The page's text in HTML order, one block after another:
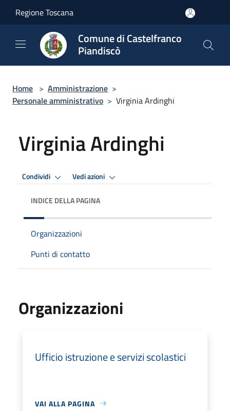
Regione Toscana
Comune di Castelfranco
Piandiscò
Home > Amministrazione >
Personale amministrativo > Virginia Ardinghi
Virginia Ardinghi
Condividi Vedi azioni
INDICE DELLA PAGINA
Organizzazioni
Punti di contatto
Organizzazioni
Ufficio istruzione e servizi scolastici
VAI ALLA PAGINA